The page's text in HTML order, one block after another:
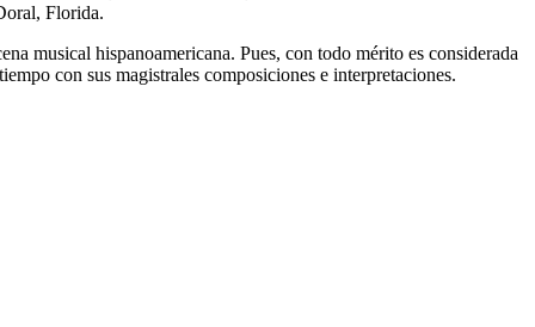
Florida.
musical hispanoamericana. Pues, con todo mérito es considerada
con sus magistrales composiciones e interpretaciones.